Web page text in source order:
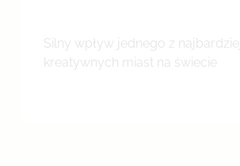
Silny wpływ jednego z najbardziej
kreatywnych miast na świecie